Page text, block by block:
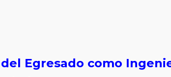
Egresado como